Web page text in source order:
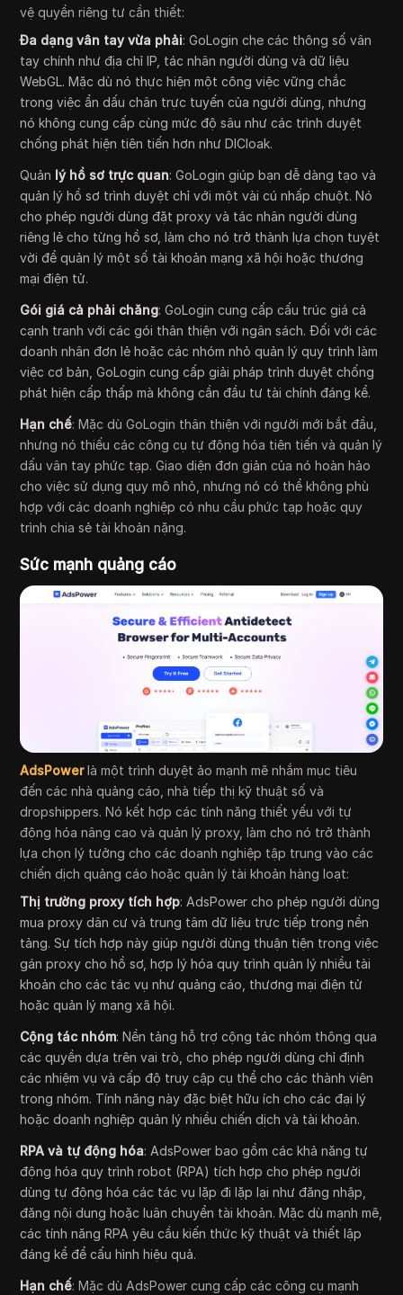
vệ quyền riêng tư cần thiết:
Đa dạng vân tay vừa phải: GoLogin che các thông số vân
tay chính như địa chỉ IP, tác nhân người dùng và dữ liệu
WebGL. Mặc dù nó thực hiện một công việc vững chắc
trong việc ẩn dấu chân trực tuyến của người dùng, nhưng
nó không cung cấp cùng mức độ sâu như các trình duyệt
chống phát hiện tiên tiến hơn như DICloak.
Quản lý hồ sơ trực quan: GoLogin giúp bạn dễ dàng tạo và
quản lý hồ sơ trình duyệt chỉ với một vài cú nhấp chuột. Nó
cho phép người dùng đặt proxy và tác nhân người dùng
riêng lẻ cho từng hồ sơ, làm cho nó trở thành lựa chọn tuyệt
vời để quản lý một số tài khoản mạng xã hội hoặc thương
mại điện tử.
Gói giá cả phải chăng: GoLogin cung cấp cấu trúc giá cả
cạnh tranh với các gói thân thiện với ngân sách. Đối với các
doanh nhân đơn lẻ hoặc các nhóm nhỏ quản lý quy trình làm
việc cơ bản, GoLogin cung cấp giải pháp trình duyệt chống
phát hiện cấp thấp mà không cần đầu tư tài chính đáng kể.
Hạn chế: Mặc dù GoLogin thân thiện với người mới bắt đầu,
nhưng nó thiếu các công cụ tự động hóa tiên tiến và quản lý
dấu vân tay phức tạp. Giao diện đơn giản của nó hoàn hảo
cho việc sử dụng quy mô nhỏ, nhưng nó có thể không phù
hợp với các doanh nghiệp có nhu cầu phức tạp hoặc quy
trình chia sẻ tài khoản nặng.
Sức mạnh quảng cáo
AdsPowerlà một trình duyệt ảo mạnh mẽ nhắm mục tiêu
đến các nhà quảng cáo, nhà tiếp thị kỹ thuật số và
dropshippers. Nó kết hợp các tính năng thiết yếu với tự
động hóa nâng cao và quản lý proxy, làm cho nó trở thành
lựa chọn lý tưởng cho các doanh nghiệp tập trung vào các
chiến dịch quảng cáo hoặc quản lý tài khoản hàng loạt:
Thị trường proxy tích hợp: AdsPower cho phép người dùng
mua proxy dân cư và trung tâm dữ liệu trực tiếp trong nền
tảng. Sự tích hợp này giúp người dùng thuận tiện trong việc
gán proxy cho hồ sơ, hợp lý hóa quy trình quản lý nhiều tài
khoản cho các tác vụ như quảng cáo, thương mại điện tử
hoặc quản lý mạng xã hội.
Cộng tác nhóm: Nền tảng hỗ trợ cộng tác nhóm thông qua
các quyền dựa trên vai trò, cho phép người dùng chỉ định
các nhiệm vụ và cấp độ truy cập cụ thể cho các thành viên
trong nhóm. Tính năng này đặc biệt hữu ích cho các đại lý
hoặc doanh nghiệp quản lý nhiều chiến dịch và tài khoản.
RPA và tự động hóa: AdsPower bao gồm các khả năng tự
động hóa quy trình robot (RPA) tích hợp cho phép người
dùng tự động hóa các tác vụ lặp đi lặp lại như đăng nhập,
đăng nội dung hoặc luân chuyển tài khoản. Mặc dù mạnh mẽ,
các tính năng RPA yêu cầu kiến thức kỹ thuật và thiết lập
đáng kể để cấu hình hiệu quả.
Hạn chế: Mặc dù AdsPower cung cấp các công cụ mạnh